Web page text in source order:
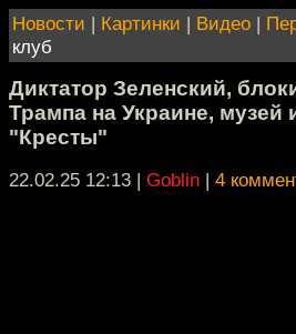
Новости | Картинки | Видео |
клуб
Диктатор Зеленский,
Трампа на Украине, музей
"Кресты"
22.02.25 12:13 | Goblin | 4